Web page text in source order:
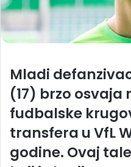
Mladi
(17) brzo osvaja
fudbalske
transfera u VfL
godine. Ovaj